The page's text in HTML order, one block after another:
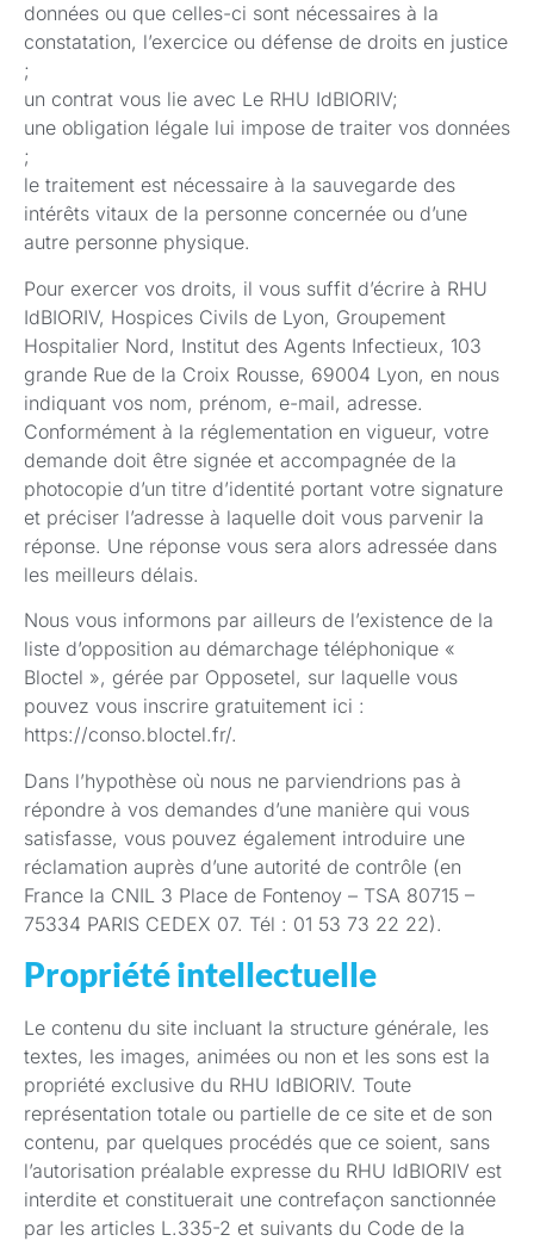
données ou que celles-ci sont nécessaires à la
constatation, l’exercice ou défense de droits en justice
;
un contrat vous lie avec Le RHU IdBIORIV;
une obligation légale lui impose de traiter vos données
;
le traitement est nécessaire à la sauvegarde des
intérêts vitaux de la personne concernée ou d’une
autre personne physique.
Pour exercer vos droits, il vous suffit d’écrire à RHU
IdBIORIV, Hospices Civils de Lyon, Groupement
Hospitalier Nord, Institut des Agents Infectieux, 103
grande Rue de la Croix Rousse, 69004 Lyon, en nous
indiquant vos nom, prénom, e-mail, adresse.
Conformément à la réglementation en vigueur, votre
demande doit être signée et accompagnée de la
photocopie d’un titre d’identité portant votre signature
et préciser l’adresse à laquelle doit vous parvenir la
réponse. Une réponse vous sera alors adressée dans
les meilleurs délais.
Nous vous informons par ailleurs de l’existence de la
liste d’opposition au démarchage téléphonique «
Bloctel », gérée par Opposetel, sur laquelle vous
pouvez vous inscrire gratuitement ici :
https://conso.bloctel.fr/.
Dans l’hypothèse où nous ne parviendrions pas à
répondre à vos demandes d’une manière qui vous
satisfasse, vous pouvez également introduire une
réclamation auprès d’une autorité de contrôle (en
France la CNIL 3 Place de Fontenoy – TSA 80715 –
75334 PARIS CEDEX 07. Tél : 01 53 73 22 22).
Propriété intellectuelle
Le contenu du site incluant la structure générale, les
textes, les images, animées ou non et les sons est la
propriété exclusive du RHU IdBIORIV. Toute
représentation totale ou partielle de ce site et de son
contenu, par quelques procédés que ce soient, sans
l’autorisation préalable expresse du RHU IdBIORIV est
interdite et constituerait une contrefaçon sanctionnée
par les articles L.335-2 et suivants du Code de la